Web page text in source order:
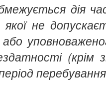
дія
не
або
(крім
перебування